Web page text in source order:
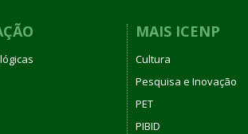
MAIS ICENP
Cultura
Pesquisa e Inovação
PET
PIBID